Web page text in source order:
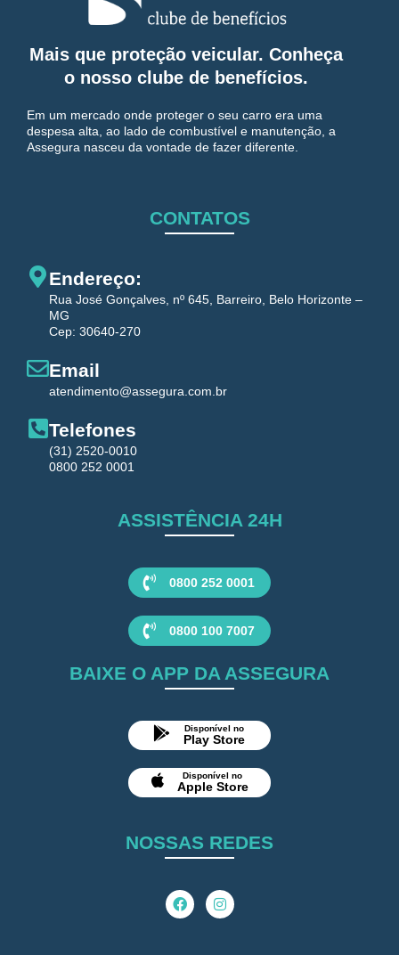
Mais que proteção veicular. Conheça
o nosso clube de benefícios.
Em um mercado onde proteger o seu carro era uma
despesa alta, ao lado de combustível e manutenção, a
Assegura nasceu da vontade de fazer diferente.
CONTATOS
Endereço:
Rua José Gonçalves, nº 645, Barreiro, Belo Horizonte –
MG
Cep: 30640-270
Email
atendimento@assegura.com.br
Telefones
(31) 2520-0010
0800 252 0001
ASSISTÊNCIA 24H
0800 252 0001
0800 100 7007
BAIXE O APP DA ASSEGURA
Disponível no
Play Store
Disponível no
Apple Store
NOSSAS REDES